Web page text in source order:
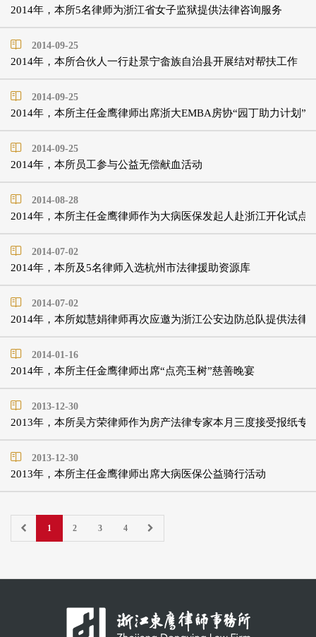
2014年，本所5名律师为浙江省女子监狱提供法律咨询服务
2014-09-25
2014年，本所合伙人一行赴景宁畲族自治县开展结对帮扶工作
2014-09-25
2014年，本所主任金鹰律师出席浙大EMBA房协“园丁助力计划”
2014-09-25
2014年，本所员工参与公益无偿献血活动
2014-08-28
2014年，本所主任金鹰律师作为大病医保发起人赴浙江开化试点
2014-07-02
2014年，本所及5名律师入选杭州市法律援助资源库
2014-07-02
2014年，本所姒慧娟律师再次应邀为浙江公安边防总队提供法律
2014-01-16
2014年，本所主任金鹰律师出席“点亮玉树”慈善晚宴
2013-12-30
2013年，本所吴方荣律师作为房产法律专家本月三度接受报纸专
2013-12-30
2013年，本所主任金鹰律师出席大病医保公益骑行活动
1 2 3 4